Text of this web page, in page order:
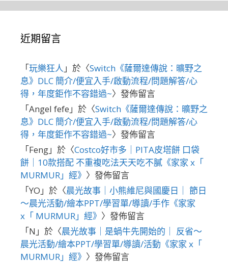
近期留言
「玩樂狂人 」於〈Switch《薩爾達傳說：曠野之
息》DLC 簡介/便宜入手/啟動流程/問題解答/心
得，年度鉅作不容錯過~〉發佈留言
「Angel fefe 」於〈Switch《薩爾達傳說：曠野之
息》DLC 簡介/便宜入手/啟動流程/問題解答/心
得，年度鉅作不容錯過~〉發佈留言
「Feng」於〈Costco好市多｜PITA皮塔餅 口袋
餅｜10款搭配 不重複吃法天天吃不膩《家家 x「
MURMUR」經》 〉發佈留言
「YO 」於〈晨光故事｜小熊維尼與國慶日｜ 節日
～晨光活動/繪本PPT/學習單/導讀/手作《家家
x「 MURMUR」經》 〉發佈留言
「N 」於〈晨光故事｜是蝸牛先開始的｜ 反省～
晨光活動/繪本PPT/學習單/導讀/活動《家家 x「
MURMUR」經》 〉發佈留言